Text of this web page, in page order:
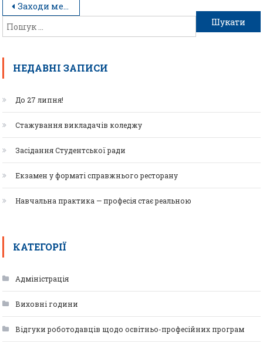
Заходи методичної декади
НЕДАВНІ ЗАПИСИ
До 27 липня!
Стажування викладачів коледжу
Засідання Студентської ради
Екзамен у форматі справжнього ресторану
Навчальна практика — професія стає реальною
КАТЕГОРІЇ
Адміністрація
Виховні години
Відгуки роботодавців щодо освітньо-професійних програм